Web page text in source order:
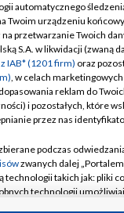
TVP
TVP
Cyfrowa
Regulamin TVP
Polityka
Moje zgody
Pomoc
Kontakt
automatycznego
Twoim urządzeniu
przetwarzanie Twoich
S.A. w likwidacji (zwaną
IAB* (1201 firm) oraz
, w celach
reklam do
i pozostałych, które
przez nas
podczas
zwanych dalej
technologii takich jak: pliki
technologii